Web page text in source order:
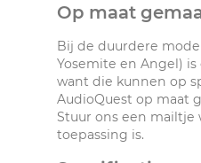
Op maat
Bij de duurdere
Yosemite en Angel)
want die kunnen op
AudioQuest op maat
Stuur ons een mailtje
toepassing is.